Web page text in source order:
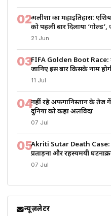
02अलीशा का महाइतिहास:
को पहली बार दिलाया
21 Jun
03FIFA Golden Boot Race:
जानिए इस बार किसके नाम
11 Jul
04नहीं रहे अफगानिस्तान के तेज
दुनिया को कहा अलविदा
07 Jul
05Akriti Sutar Death Case:
प्रताड़ना और रहस्यमयी
07 Jul
न्यूज़लेटर